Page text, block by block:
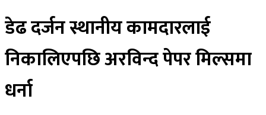
डेढ दर्जन स्थानीय कामदारलाई
निकालिएपछि अरविन्द पेपर मिल्समा
धर्ना